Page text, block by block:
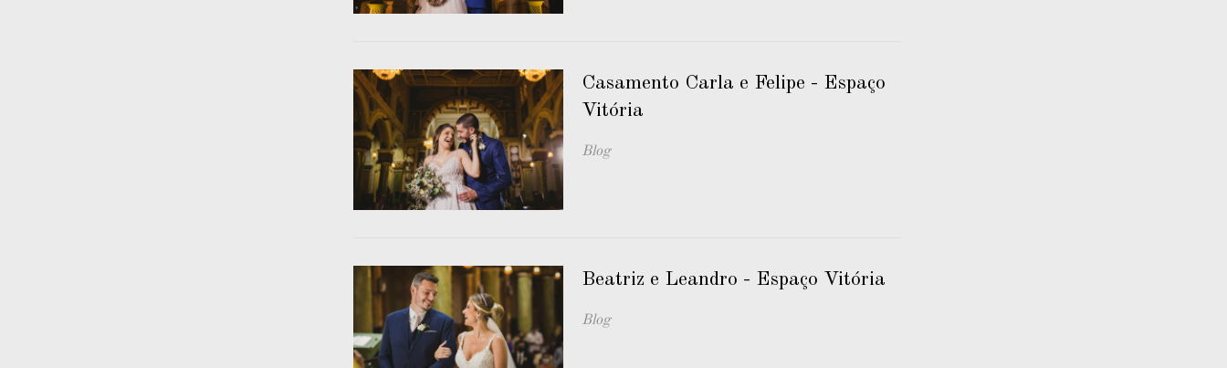
Casamento Carla e Felipe - Espaço
Vitória
Blog
Beatriz e Leandro - Espaço Vitória
Blog